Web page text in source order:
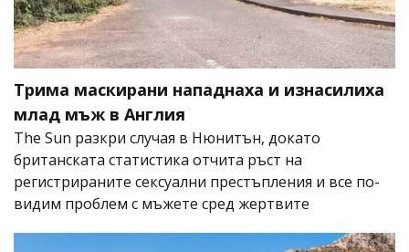
Трима маскирани нападнаха и изнасилиха
млад мъж в Англия
The Sun разкри случая в Нюнитън, докато
британската статистика отчита ръст на
регистрираните сексуални престъпления и все по-
видим проблем с мъжете сред жертвите